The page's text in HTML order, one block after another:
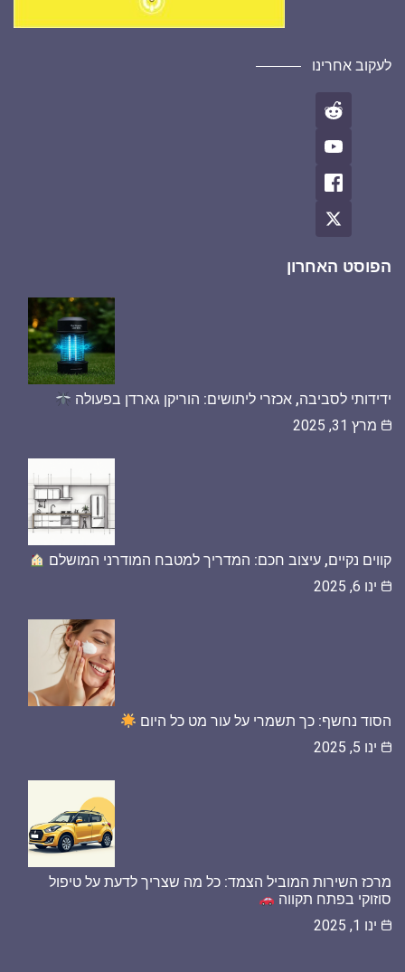
לעקוב אחרינו
הפוסט האחרון
ידידותי לסביבה, אכזרי ליתושים: הוריקן גארדן בפעולה
מרץ 31, 2025
קווים נקיים, עיצוב חכם: המדריך למטבח המודרני המושלם
ינו 6, 2025
הסוד נחשף: כך תשמרי על עור מט כל היום
ינו 5, 2025
מרכז השירות המוביל הצמד: כל מה שצריך לדעת על טיפול
סוזוקי בפתח תקווה
ינו 1, 2025